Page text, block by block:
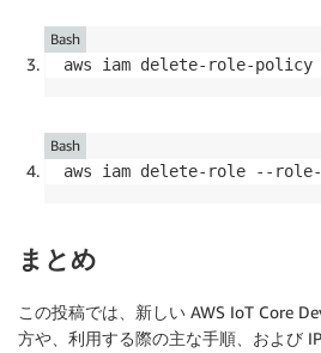
aws iam delete-role-policy
Bash
aws iam delete-role --role-
Bash
まとめ
この投稿では、新しい AWS IoT Core
方や、利用する際の主な手順、および